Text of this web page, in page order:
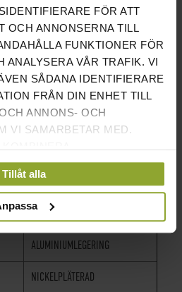
FÖR ATT
OCH ANNONSERNA TILL
FUNKTIONER FÖR
ANALYSERA VÅR TRAFIK. VI
SÅDANA IDENTIFIERARE
FRÅN DIN ENHET TILL
ANNONS- OCH
VI SAMARBETAR MED.
ANNAN INFORMATION SOM
ELLER SOM DE HAR
ANVÄNT DERAS
Tillåt alla
101CM
29KG
160KG
FLÄKT 10 NIVÅER
√
8 STYCKEN
ALUMINIUMLEGERING
NICKELPLÄTERAD